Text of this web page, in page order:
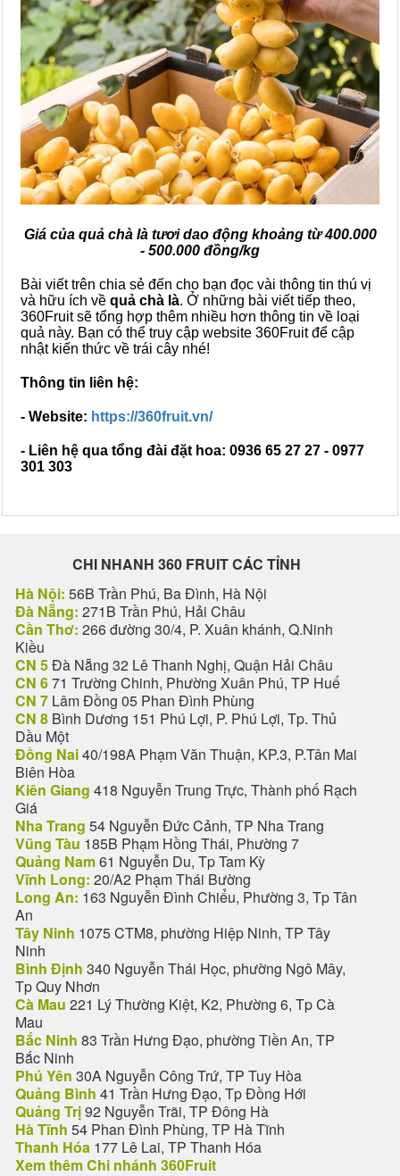
Giá của quả chà là tươi dao động khoảng từ 400.000
- 500.000 đồng/kg
Bài viết trên chia sẻ đến cho bạn đọc vài thông tin thú vị
và hữu ích về quả chà là. Ở những bài viết tiếp theo,
360Fruit sẽ tổng hợp thêm nhiều hơn thông tin về loại
quả này. Bạn có thể truy cập website 360Fruit để cập
nhật kiến thức về trái cây nhé!
Thông tin liên hệ:
- Website: https://360fruit.vn/
- Liên hệ qua tổng đài đặt hoa: 0936 65 27 27 - 0977
301 303
CHI NHANH 360 FRUIT CÁC TỈNH
Hà Nội: 56B Trần Phú, Ba Đình, Hà Nội
Đà Nẵng: 271B Trần Phú, Hải Châu
Cần Thơ: 266 đường 30/4, P. Xuân khánh, Q.Ninh
Kiều
CN 5Đà Nẵng 32 Lê Thanh Nghị, Quận Hải Châu
CN 671 Trường Chinh, Phường Xuân Phú, TP Huế
CN 7 Lâm Đồng 05 Phan Đình Phùng
CN 8 Bình Dương 151 Phú Lợi, P. Phú Lợi, Tp. Thủ
Dầu Một
Đồng Nai40/198A Phạm Văn Thuận, KP.3, P.Tân Mai
Biên Hòa
Kiên Giang 418 Nguyễn Trung Trực, Thành phố Rạch
Giá
Nha Trang 54 Nguyễn Đức Cảnh, TP Nha Trang
Vũng Tàu 185B Phạm Hồng Thái, Phường 7
Quảng Nam61 Nguyễn Du, Tp Tam Kỳ
Vĩnh Long: 20/A2 Phạm Thái Bường
Long An: 163 Nguyễn Đình Chiểu, Phường 3, Tp Tân
An
Tây Ninh 1075 CTM8, phường Hiệp Ninh, TP Tây
Ninh
Bình Định 340 Nguyễn Thái Học, phường Ngô Mây,
Tp Quy Nhơn
Cà Mau 221 Lý Thường Kiệt, K2, Phường 6, Tp Cà
Mau
Bắc Ninh 83 Trần Hưng Đạo, phường Tiền An, TP
Bắc Ninh
Phú Yên 30A Nguyễn Công Trứ, TP Tuy Hòa
Quảng Bình 41 Trần Hưng Đạo, Tp Đồng Hới
Quảng Trị92 Nguyễn Trãi, TP Đông Hà
Hà Tĩnh 54 Phan Đình Phùng, TP Hà Tĩnh
Thanh Hóa 177 Lê Lai, TP Thanh Hóa
Xem thêm Chi nhánh 360Fruit